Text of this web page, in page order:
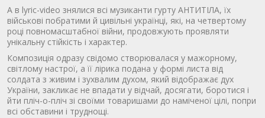
А в lyric-video знялися всі музиканти гурту АНТИТІЛА, їх
військові побратими й цивільні українці, які, на четвертому
році повномасштабної війни, продовжують проявляти
унікальну стійкість і характер.
Композиція одразу свідомо створювалася у мажорному,
світлому настрої, а її лірика подана у формі листа від
солдата з живим і зухвалим духом, який відображає дух
України, закликає не впадати у відчай, досягати, боротися і
йти пліч-о-пліч зі своїми товаришами до наміченої цілі, попри
всі обставини і труднощі.